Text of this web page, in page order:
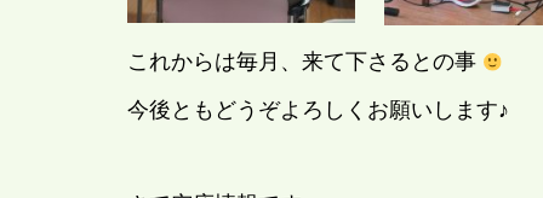
これからは毎月、来て下さるとの事
今後ともどうぞよろしくお願いします♪